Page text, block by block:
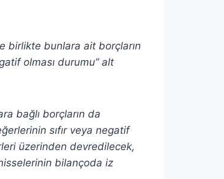
birlikte bunlara ait borçların
olması durumu” alt
bağlı borçların da
sıfır veya negatif
üzerinden devredilecek,
bilançoda iz